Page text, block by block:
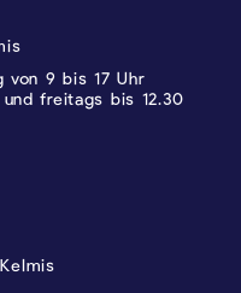
von 9 bis 17 Uhr
freitags bis 12.30
UND